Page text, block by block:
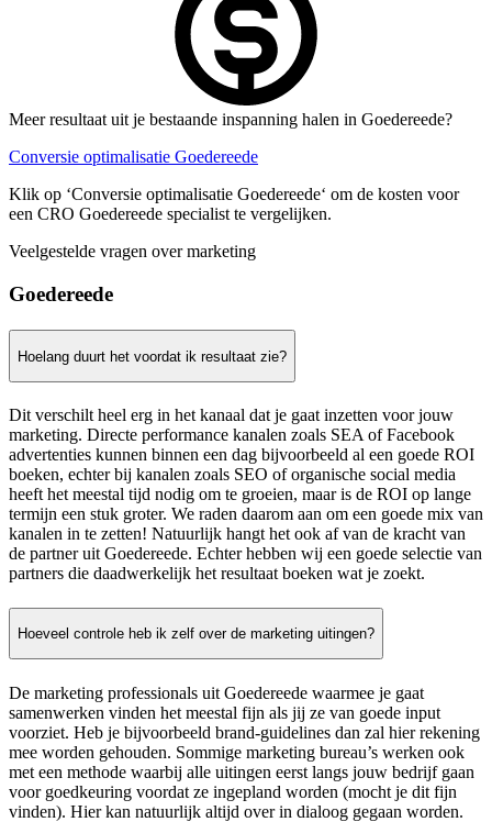
Meer resultaat uit je bestaande inspanning halen in Goedereede?
Conversie optimalisatie Goedereede
Klik op ‘Conversie optimalisatie Goedereede‘ om de kosten voor
een CRO Goedereede specialist te vergelijken.
Veelgestelde vragen over marketing
Goedereede
Hoelang duurt het voordat ik resultaat zie?
Dit verschilt heel erg in het kanaal dat je gaat inzetten voor jouw
marketing. Directe performance kanalen zoals SEA of Facebook
advertenties kunnen binnen een dag bijvoorbeeld al een goede ROI
boeken, echter bij kanalen zoals SEO of organische social media
heeft het meestal tijd nodig om te groeien, maar is de ROI op lange
termijn een stuk groter. We raden daarom aan om een goede mix van
kanalen in te zetten! Natuurlijk hangt het ook af van de kracht van
de partner uit Goedereede. Echter hebben wij een goede selectie van
partners die daadwerkelijk het resultaat boeken wat je zoekt.
Hoeveel controle heb ik zelf over de marketing uitingen?
De marketing professionals uit Goedereede waarmee je gaat
samenwerken vinden het meestal fijn als jij ze van goede input
voorziet. Heb je bijvoorbeeld brand-guidelines dan zal hier rekening
mee worden gehouden. Sommige marketing bureau’s werken ook
met een methode waarbij alle uitingen eerst langs jouw bedrijf gaan
voor goedkeuring voordat ze ingepland worden (mocht je dit fijn
vinden). Hier kan natuurlijk altijd over in dialoog gegaan worden.